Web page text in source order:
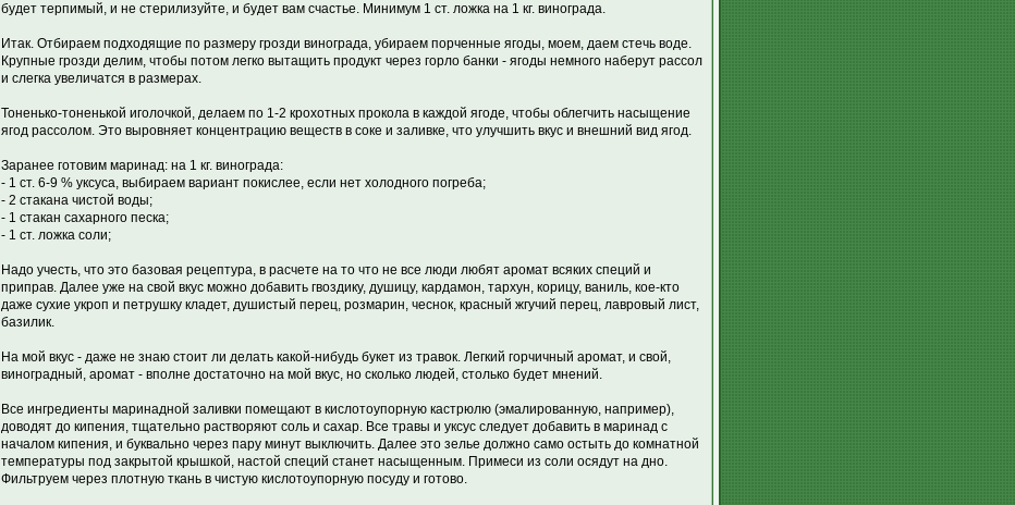
будет терпимый, и не стерилизуйте, и будет вам счастье. Минимум 1 ст. ложка на 1 кг. винограда.
Итак. Отбираем подходящие по размеру грозди винограда, убираем порченные ягоды, моем, даем стечь воде.
Крупные грозди делим, чтобы потом легко вытащить продукт через горло банки - ягоды немного наберут рассол
и слегка увеличатся в размерах.
Тоненько-тоненькой иголочкой, делаем по 1-2 крохотных прокола в каждой ягоде, чтобы облегчить насыщение
ягод рассолом. Это выровняет концентрацию веществ в соке и заливке, что улучшить вкус и внешний вид ягод.
Заранее готовим маринад: на 1 кг. винограда:
- 1 ст. 6-9 % уксуса, выбираем вариант покислее, если нет холодного погреба;
- 2 стакана чистой воды;
- 1 стакан сахарного песка;
- 1 ст. ложка соли;
Надо учесть, что это базовая рецептура, в расчете на то что не все люди любят аромат всяких специй и
приправ. Далее уже на свой вкус можно добавить гвоздику, душицу, кардамон, тархун, корицу, ваниль, кое-кто
даже сухие укроп и петрушку кладет, душистый перец, розмарин, чеснок, красный жгучий перец, лавровый лист,
базилик.
На мой вкус - даже не знаю стоит ли делать какой-нибудь букет из травок. Легкий горчичный аромат, и свой,
виноградный, аромат - вполне достаточно на мой вкус, но сколько людей, столько будет мнений.
Все ингредиенты маринадной заливки помещают в кислотоупорную кастрюлю (эмалированную, например),
доводят до кипения, тщательно растворяют соль и сахар. Все травы и уксус следует добавить в маринад с
началом кипения, и буквально через пару минут выключить. Далее это зелье должно само остыть до комнатной
температуры под закрытой крышкой, настой специй станет насыщенным. Примеси из соли осядут на дно.
Фильтруем через плотную ткань в чистую кислотоупорную посуду и готово.